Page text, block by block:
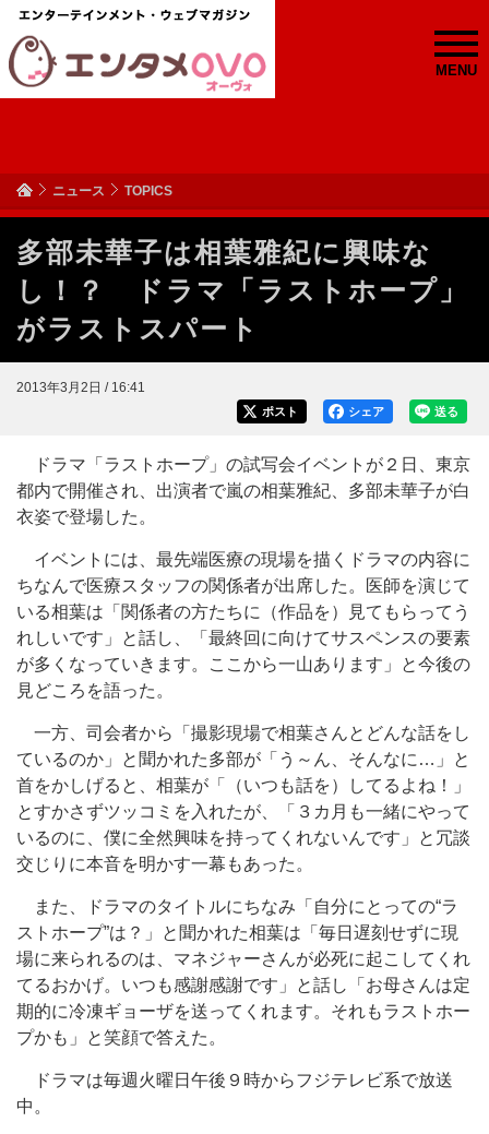
MENU
ニュース TOPICS
多部未華子は相葉雅紀に興味な
し！？ ドラマ「ラストホープ」
がラストスパート
2013年3月2日 / 16:41
送る
シェア
ポスト
ドラマ「ラストホープ」の試写会イベントが２日、東京
都内で開催され、出演者で嵐の相葉雅紀、多部未華子が白
衣姿で登場した。
イベントには、最先端医療の現場を描くドラマの内容に
ちなんで医療スタッフの関係者が出席した。医師を演じて
いる相葉は「関係者の方たちに（作品を）見てもらってう
れしいです」と話し、「最終回に向けてサスペンスの要素
が多くなっていきます。ここから一山あります」と今後の
見どころを語った。
一方、司会者から「撮影現場で相葉さんとどんな話をし
ているのか」と聞かれた多部が「う～ん、そんなに…」と
首をかしげると、相葉が「（いつも話を）してるよね！」
とすかさずツッコミを入れたが、「３カ月も一緒にやって
いるのに、僕に全然興味を持ってくれないんです」と冗談
交じりに本音を明かす一幕もあった。
また、ドラマのタイトルにちなみ「自分にとっての“ラ
ストホープ”は？」と聞かれた相葉は「毎日遅刻せずに現
場に来られるのは、マネジャーさんが必死に起こしてくれ
てるおかげ。いつも感謝感謝です」と話し「お母さんは定
期的に冷凍ギョーザを送ってくれます。それもラストホー
プかも」と笑顔で答えた。
ドラマは毎週火曜日午後９時からフジテレビ系で放送
中。